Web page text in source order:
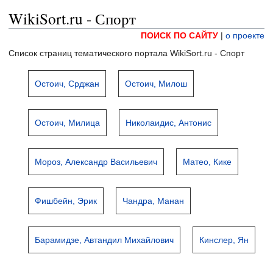
WikiSort.ru - Спорт
ПОИСК ПО САЙТУ | о проекте
Список страниц тематического портала WikiSort.ru - Спорт
Остоич, Срджан Остоич, Милош
Остоич, Милица Николаидис, Антонис
Мороз, Александр Васильевич Матео, Кике
Фишбейн, Эрик Чандра, Манан
Барамидзе, Автандил Михайлович Кинслер, Ян